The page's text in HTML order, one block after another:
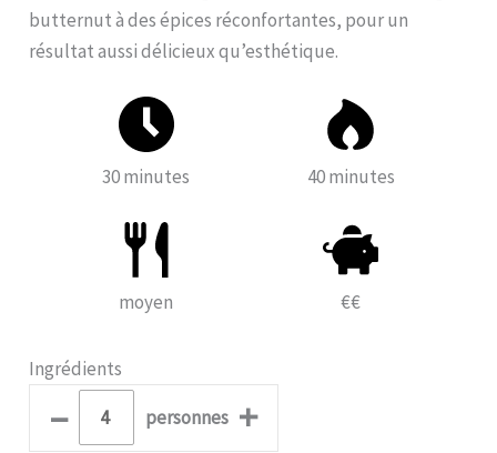
butternut à des épices réconfortantes, pour un
résultat aussi délicieux qu’esthétique.
30 minutes 40 minutes
moyen €€
Ingrédients
– personnes +